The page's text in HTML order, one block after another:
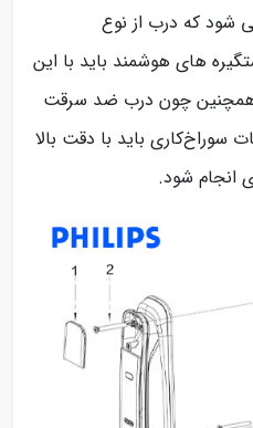
شود که درب از نوع
های هوشمند باید با این
همچنین چون درب ضد سرقت
سوراخ‌کاری باید با دقت بالا
انجام شود.